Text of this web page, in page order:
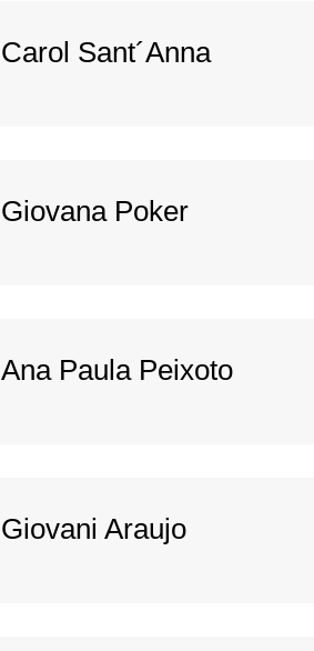
Carol Sant´Anna
Giovana Poker
Ana Paula Peixoto
Giovani Araujo